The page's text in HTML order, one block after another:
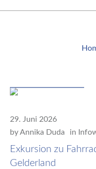
29. Juni 2026
byAnnika Duda in
Exkursion zu
Gelderland